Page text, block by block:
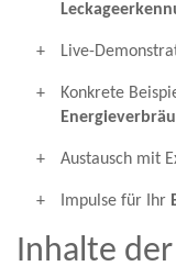
Live-
Konkrete
Austausch mit
Impulse für Ihr
Inhalte